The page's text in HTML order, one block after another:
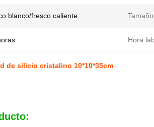
blanco/fresco caliente
Hora
de silicio cristalino 10*10*35cm